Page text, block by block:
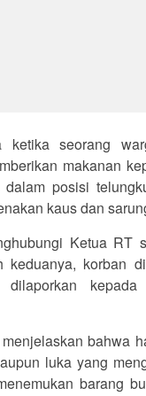
ketika seorang
makanan
posisi
kaus dan
Ketua RT
korban
dilaporkan
bahwa
luka yang
barang